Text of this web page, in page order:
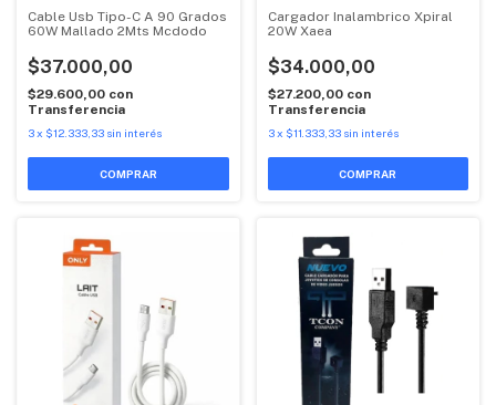
Cable Usb Tipo-C A 90 Grados
60W Mallado 2Mts Mcdodo
$37.000,00
$29.600,00 con
Transferencia
3x $12.333,33 sin interés
Cargador Inalambrico Xpiral
20W Xaea
$34.000,00
$27.200,00 con
Transferencia
3 x $11.333,33 sin interés